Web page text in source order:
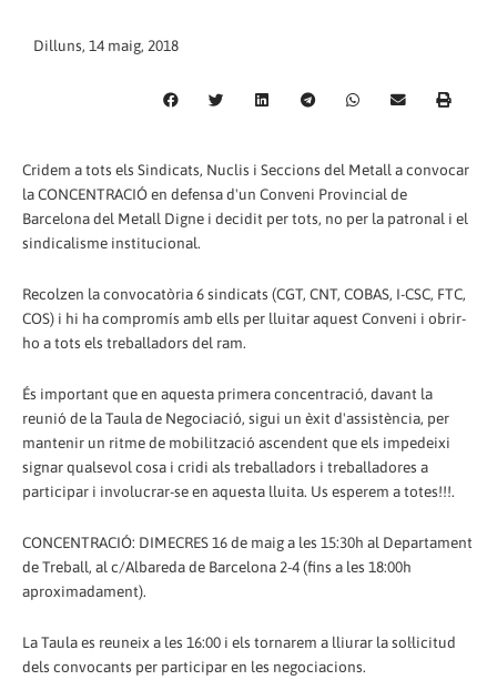
Dilluns, 14 maig, 2018
Cridem a tots els Sindicats, Nuclis i Seccions del Metall a convocar
la CONCENTRACIÓ en defensa d'un Conveni Provincial de
Barcelona del Metall Digne i decidit per tots, no per la patronal i el
sindicalisme institucional.
Recolzen la convocatòria 6 sindicats (CGT, CNT, COBAS, I-CSC, FTC,
COS) i hi ha compromís amb ells per lluitar aquest Conveni i obrir-
ho a tots els treballadors del ram.
És important que en aquesta primera concentració, davant la
reunió de la Taula de Negociació, sigui un èxit d'assistència, per
mantenir un ritme de mobilització ascendent que els impedeixi
signar qualsevol cosa i cridi als treballadors i treballadores a
participar i involucrar-se en aquesta lluita. Us esperem a totes!!!.
CONCENTRACIÓ: DIMECRES 16 de maig a les 15:30h al Departament
de Treball, al c/Albareda de Barcelona 2-4 (fins a les 18:00h
aproximadament).
La Taula es reuneix a les 16:00 i els tornarem a lliurar la sol·licitud
dels convocants per participar en les negociacions.